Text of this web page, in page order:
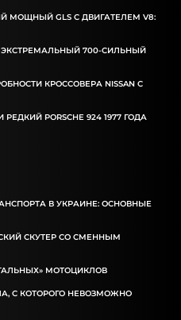
МОЩНЫЙ GLS С ДВИГАТЕЛЕМ V8:
ЭКСТРЕМАЛЬНЫЙ 700-СИЛЬНЫЙ
КРОССОВЕРА NISSAN С
PORSCHE 924 1977 ГОДА
В УКРАИНЕ: ОСНОВНЫЕ
СКУТЕР СО СМЕННЫМ
МОТОЦИКЛОВ
С КОТОРОГО НЕВОЗМОЖНО